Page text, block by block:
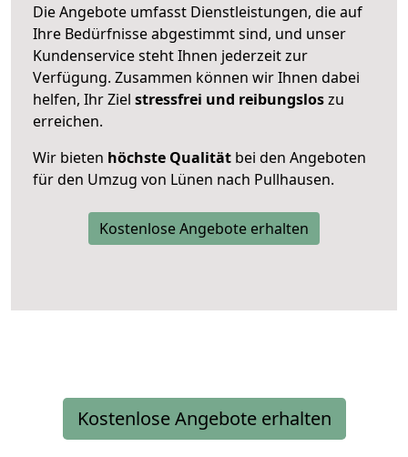
Die Angebote umfasst Dienstleistungen, die auf
Ihre Bedürfnisse abgestimmt sind, und unser
Kundenservice steht Ihnen jederzeit zur
Verfügung. Zusammen können wir Ihnen dabei
helfen, Ihr Ziel stressfrei und reibungsloszu
erreichen.
Wir bieten höchste Qualität bei den Angeboten
für den Umzug von Lünen nach Pullhausen.
Kostenlose Angebote erhalten
Kostenlose Angebote erhalten